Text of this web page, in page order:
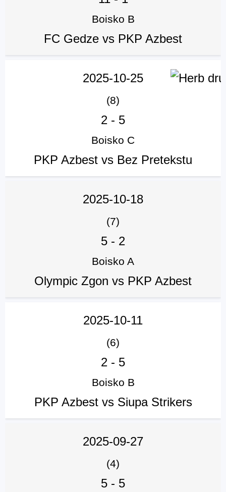
Boisko B
FC Gedze vs PKP Azbest
2025-10-25
(8)
2 - 5
Boisko C
PKP Azbest vs Bez Pretekstu
2025-10-18
(7)
5 - 2
Boisko A
Olympic Zgon vs PKP Azbest
2025-10-11
(6)
2 - 5
Boisko B
PKP Azbest vs Siupa Strikers
2025-09-27
(4)
5 - 5